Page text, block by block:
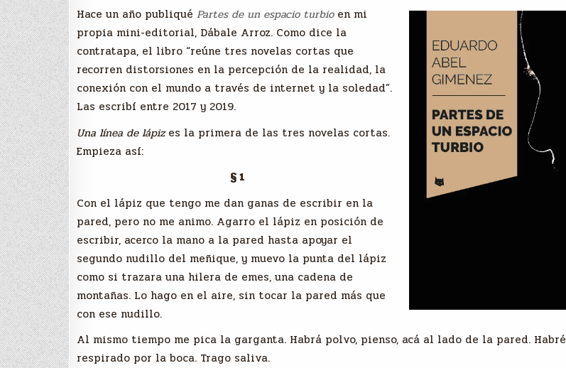
Hace un año publiqué Partes de un espacio turbioen mi
propia mini-editorial, Dábale Arroz. Como dice la
contratapa, el libro “reúne tres novelas cortas que
recorren distorsiones en la percepción de la realidad, la
conexión con el mundo a través de internet y la soledad”.
Las escribí entre 2017 y 2019.
Una línea de lápizes la primera de las tres novelas cortas.
Empieza así:
§ 1
Con el lápiz que tengo me dan ganas de escribir en la
pared, pero no me animo. Agarro el lápiz en posición de
escribir, acerco la mano a la pared hasta apoyar el
segundo nudillo del meñique, y muevo la punta del lápiz
como si trazara una hilera de emes, una cadena de
montañas. Lo hago en el aire, sin tocar la pared más que
con ese nudillo.
Al mismo tiempo me pica la garganta. Habrá polvo, pienso, acá al lado de la pared. Habré
respirado por la boca. Trago saliva.